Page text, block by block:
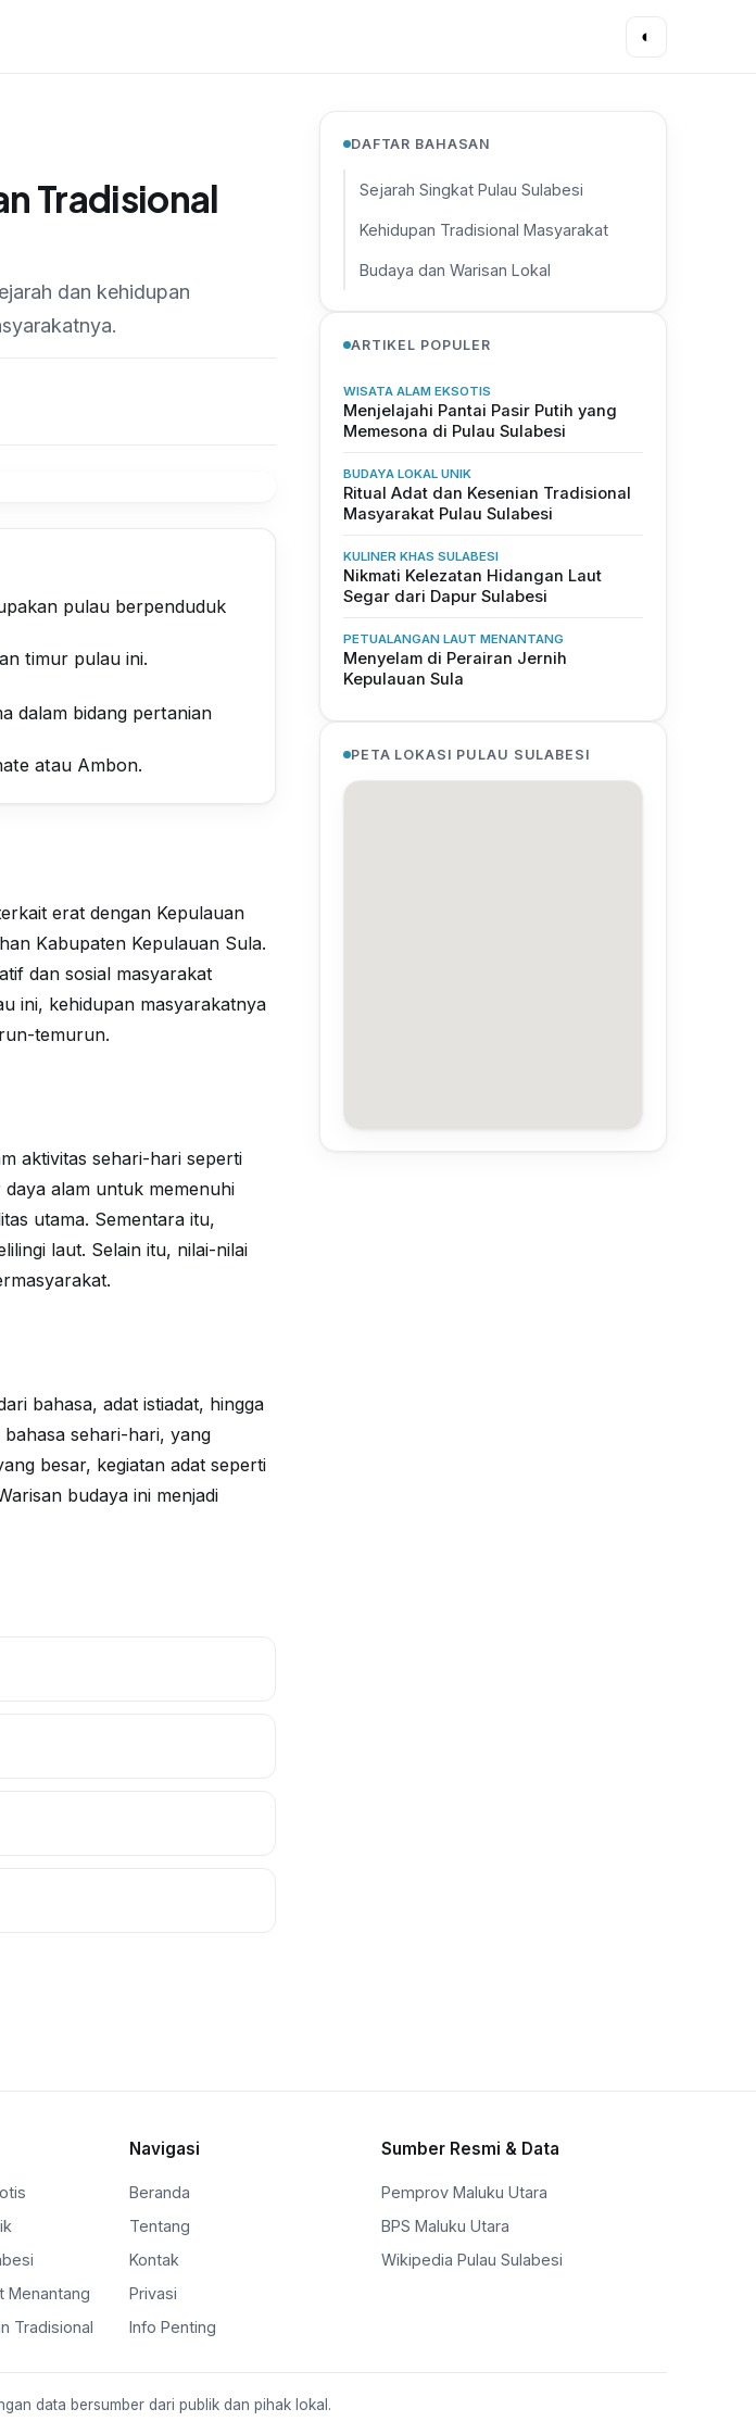
◐
Tradisional
dan kehidupan
pulau berpenduduk
timur pulau ini.
dalam bidang pertanian
atau Ambon.
erat dengan Kepulauan
Kabupaten Kepulauan Sula.
dan sosial masyarakat
ini, kehidupan masyarakatnya
temurun.
aktivitas sehari-hari seperti
alam untuk memenuhi
utama. Sementara itu,
laut. Selain itu, nilai-nilai
bahasa, adat istiadat, hingga
sehari-hari, yang
besar, kegiatan adat seperti
budaya ini menjadi
DAFTAR BAHASAN
Sejarah Singkat Pulau Sulabesi
Kehidupan Tradisional Masyarakat
Budaya dan Warisan Lokal
ARTIKEL POPULER
WISATA ALAM EKSOTIS
Menjelajahi Pantai Pasir Putih yang
Memesona di Pulau Sulabesi
BUDAYA LOKAL UNIK
Ritual Adat dan Kesenian Tradisional
Masyarakat Pulau Sulabesi
KULINER KHAS SULABESI
Nikmati Kelezatan Hidangan Laut
Segar dari Dapur Sulabesi
PETUALANGAN LAUT MENANTANG
Menyelam di Perairan Jernih
Kepulauan Sula
PETA LOKASI PULAU SULABESI
Menantang
Tradisional
Navigasi
Beranda
Tentang
Kontak
Privasi
Info Penting
Sumber Resmi & Data
Pemprov Maluku Utara
BPS Maluku Utara
Wikipedia Pulau Sulabesi
data bersumber dari publik dan pihak lokal.